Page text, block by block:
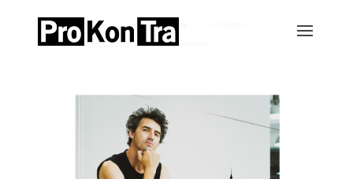
Home Events-Archiv
Special Night“ mit “Exberliner”